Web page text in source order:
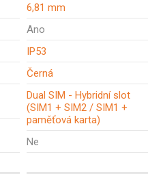
6,81 mm
Ano
IP53
Černá
Dual SIM - Hybridní slot
(SIM1 + SIM2 / SIM1 +
paměťová karta)
Ne